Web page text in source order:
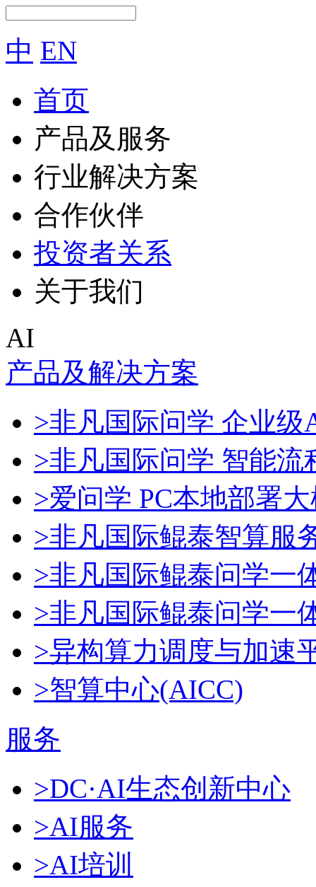
中 EN
首页
产品及服务
行业解决方案
合作伙伴
投资者关系
关于我们
AI
产品及解决方案
>非凡国际问学 企业级
>非凡国际问学 智能流
>爱问学 PC本地部署
>非凡国际鲲泰智算服
>非凡国际鲲泰问学一
>非凡国际鲲泰问学一
>异构算力调度与加速
>智算中心(AICC)
服务
>DC·AI生态创新中心
>AI服务
>AI培训